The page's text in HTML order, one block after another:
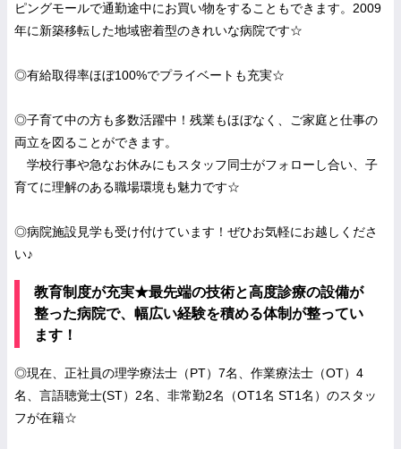
ピングモールで通勤途中にお買い物をすることもできます。2009
年に新築移転した地域密着型のきれいな病院です☆
◎有給取得率ほぼ100%でプライベートも充実☆
◎子育て中の方も多数活躍中！残業もほぼなく、ご家庭と仕事の
両立を図ることができます。
学校行事や急なお休みにもスタッフ同士がフォローし合い、子
育てに理解のある職場環境も魅力です☆
◎病院施設見学も受け付けています！ぜひお気軽にお越しくださ
い♪
教育制度が充実★最先端の技術と高度診療の設備が
整った病院で、幅広い経験を積める体制が整ってい
ます！
◎現在、正社員の理学療法士（PT）7名、作業療法士（OT）4
名、言語聴覚士(ST）2名、非常勤2名（OT1名 ST1名）のスタッ
フが在籍☆